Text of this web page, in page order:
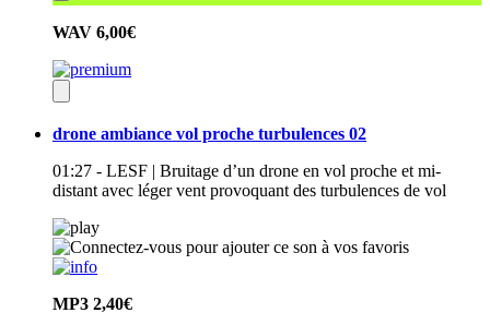
WAV 6,00€
drone ambiance vol proche turbulences 02
01:27 - LESF | Bruitage d’un drone en vol proche et mi-
distant avec léger vent provoquant des turbulences de vol
MP3 2,40€